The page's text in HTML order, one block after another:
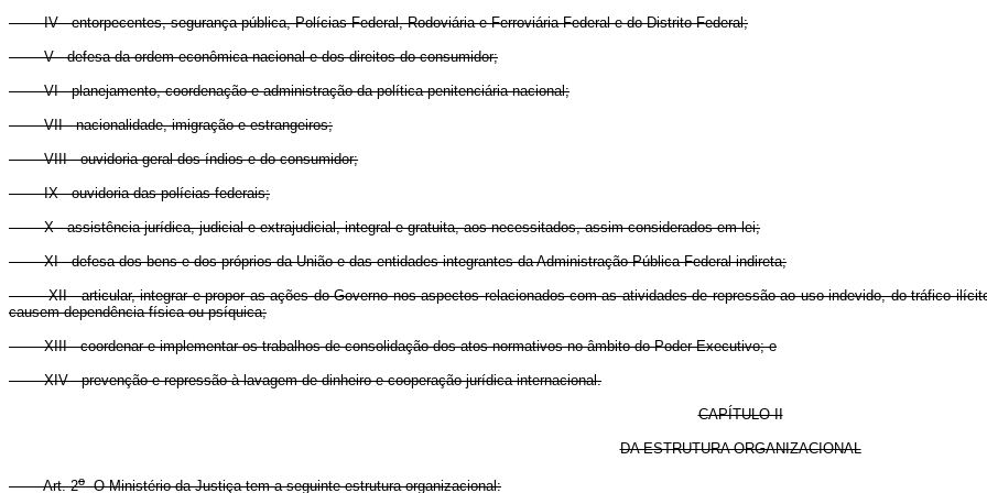
IV - entorpecentes, segurança pública, Polícias Federal, Rodoviária e Ferroviária Federal e do Distrito Federal;
V - defesa da ordem econômica nacional e dos direitos do consumidor;
VI - planejamento, coordenação e administração da política penitenciária nacional;
VII - nacionalidade, imigração e estrangeiros;
VIII - ouvidoria-geral dos índios e do consumidor;
IX - ouvidoria das polícias federais;
X - assistência jurídica, judicial e extrajudicial, integral e gratuita, aos necessitados, assim considerados em lei;
XI - defesa dos bens e dos próprios da União e das entidades integrantes da Administração Pública Federal indireta;
XII - articular, integrar e propor as ações do Governo nos aspectos relacionados com as atividades de repressão ao uso indevido, do tráfico
causem dependência física ou psíquica;
XIII - coordenar e implementar os trabalhos de consolidação dos atos normativos no âmbito do Poder Executivo; e
XIV - prevenção e repressão à lavagem de dinheiro e cooperação jurídica internacional.
CAPÍTULO II
DA ESTRUTURA ORGANIZACIONAL
Art. 2oO Ministério da Justiça tem a seguinte estrutura organizacional: